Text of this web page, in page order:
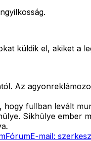
küldik el, akiket a
Az
hogy fullban levált
Síkhülye ember
FórumE-mail: